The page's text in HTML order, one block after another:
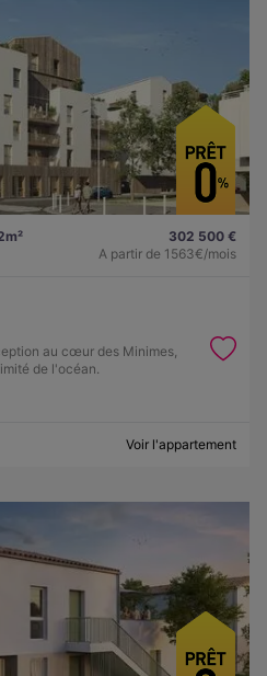
302 500 €
A partir de 1563€/mois
au cœur des Minimes,
de l'océan.
Voir l'appartement